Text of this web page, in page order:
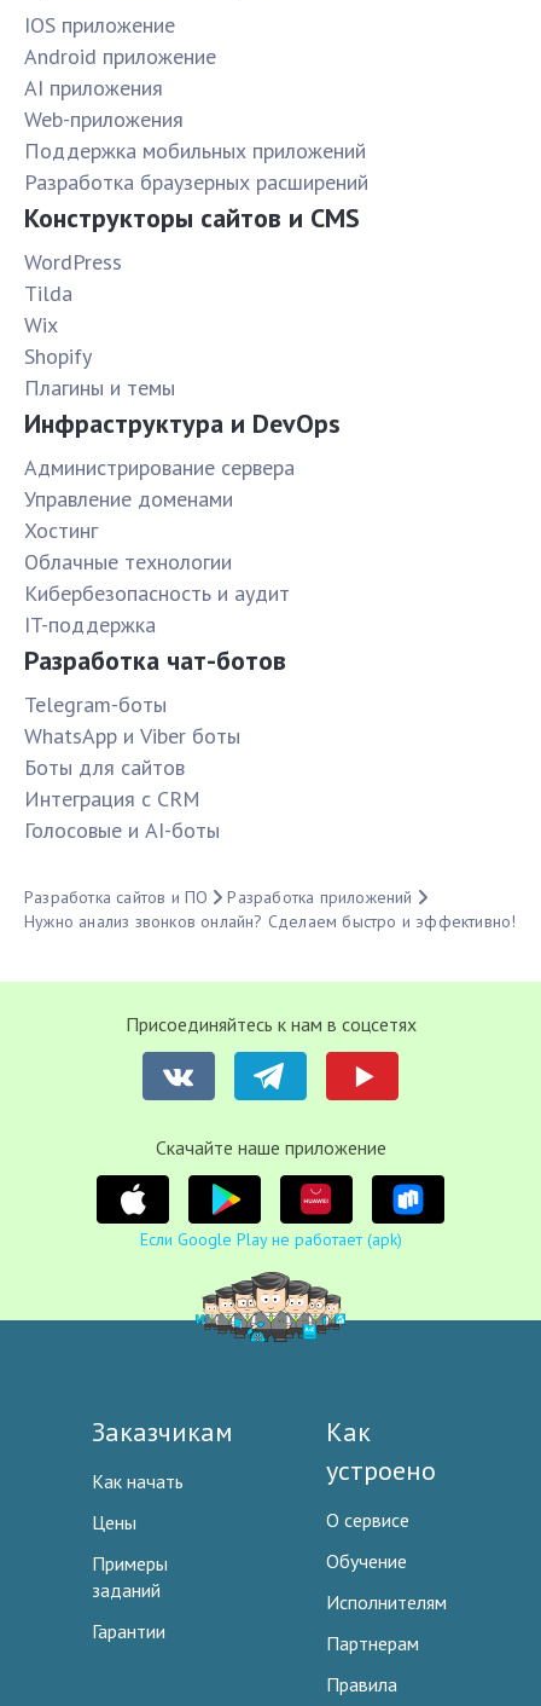
IOS приложение
Android приложение
AI приложения
Web-приложения
Поддержка мобильных приложений
Разработка браузерных расширений
Конструкторы сайтов и CMS
WordPress
Tilda
Wix
Shopify
Плагины и темы
Инфраструктура и DevOps
Администрирование сервера
Управление доменами
Хостинг
Облачные технологии
Кибербезопасность и аудит
IT-поддержка
Разработка чат-ботов
Telegram-боты
WhatsApp и Viber боты
Боты для сайтов
Интеграция с CRM
Голосовые и AI-боты
Разработка сайтов и ПО
Разработка приложений
Нужно анализ звонков онлайн? Сделаем быстро и эффективно!
Присоединяйтесь к нам в соцсетях
Cкачайте наше приложение
Если Google Play не работает (apk)
Заказчикам
Как начать
Цены
Примеры
заданий
Гарантии
Как
устроено
О сервисе
Обучение
Исполнителям
Партнерам
Правила